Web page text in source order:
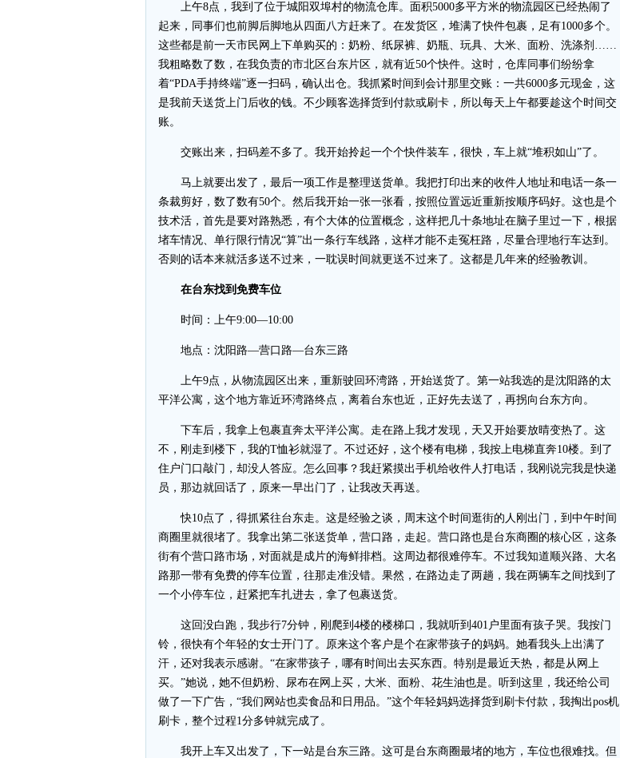
上午8点，我到了位于城阳双埠村的物流仓库。面积5000多平方米的物流园区已经热闹了
起来，同事们也前脚后脚地从四面八方赶来了。在发货区，堆满了快件包裹，足有1000多个。
这些都是前一天市民网上下单购买的：奶粉、纸尿裤、奶瓶、玩具、大米、面粉、洗涤剂……
我粗略数了数，在我负责的市北区台东片区，就有近50个快件。这时，仓库同事们纷纷拿
着“PDA手持终端”逐一扫码，确认出仓。我抓紧时间到会计那里交账：一共6000多元现金，这
是我前天送货上门后收的钱。不少顾客选择货到付款或刷卡，所以每天上午都要趁这个时间交
账。
交账出来，扫码差不多了。我开始拎起一个个快件装车，很快，车上就“堆积如山”了。
马上就要出发了，最后一项工作是整理送货单。我把打印出来的收件人地址和电话一条一
条裁剪好，数了数有50个。然后我开始一张一张看，按照位置远近重新按顺序码好。这也是个
技术活，首先是要对路熟悉，有个大体的位置概念，这样把几十条地址在脑子里过一下，根据
堵车情况、单行限行情况“算”出一条行车线路，这样才能不走冤枉路，尽量合理地行车达到。
否则的话本来就活多送不过来，一耽误时间就更送不过来了。这都是几年来的经验教训。
在台东找到免费车位
时间：上午9:00—10:00
地点：沈阳路—营口路—台东三路
上午9点，从物流园区出来，重新驶回环湾路，开始送货了。第一站我选的是沈阳路的太
平洋公寓，这个地方靠近环湾路终点，离着台东也近，正好先去送了，再拐向台东方向。
下车后，我拿上包裹直奔太平洋公寓。走在路上我才发现，天又开始要放晴变热了。这
不，刚走到楼下，我的T恤衫就湿了。不过还好，这个楼有电梯，我按上电梯直奔10楼。到了
住户门口敲门，却没人答应。怎么回事？我赶紧摸出手机给收件人打电话，我刚说完我是快递
员，那边就回话了，原来一早出门了，让我改天再送。
快10点了，得抓紧往台东走。这是经验之谈，周末这个时间逛街的人刚出门，到中午时间
商圈里就很堵了。我拿出第二张送货单，营口路，走起。营口路也是台东商圈的核心区，这条
街有个营口路市场，对面就是成片的海鲜排档。这周边都很难停车。不过我知道顺兴路、大名
路那一带有免费的停车位置，往那走准没错。果然，在路边走了两趟，我在两辆车之间找到了
一个小停车位，赶紧把车扎进去，拿了包裹送货。
这回没白跑，我步行7分钟，刚爬到4楼的楼梯口，我就听到401户里面有孩子哭。我按门
铃，很快有个年轻的女士开门了。原来这个客户是个在家带孩子的妈妈。她看我头上出满了
汗，还对我表示感谢。“在家带孩子，哪有时间出去买东西。特别是最近天热，都是从网上
买。”她说，她不但奶粉、尿布在网上买，大米、面粉、花生油也是。听到这里，我还给公司
做了一下广告，“我们网站也卖食品和日用品。”这个年轻妈妈选择货到刷卡付款，我掏出pos机
刷卡，整个过程1分多钟就完成了。
我开上车又出发了，下一站是台东三路。这可是台东商圈最堵的地方，车位也很难找。但